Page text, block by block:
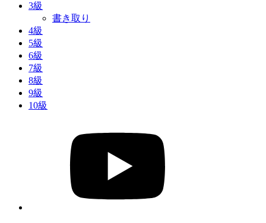
3級
書き取り
4級
5級
6級
7級
8級
9級
10級